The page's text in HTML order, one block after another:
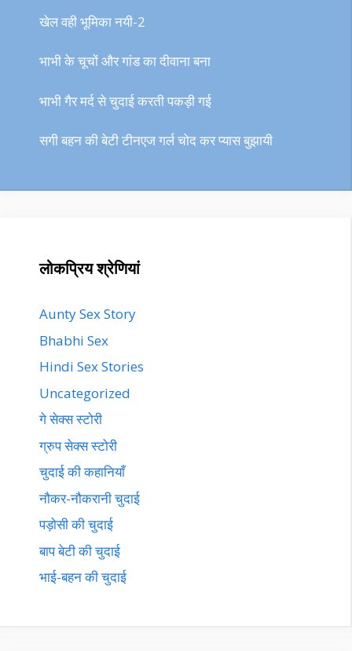
खेल वही भूमिका नयी-2
भाभी के चूचों और गांड का दीवाना बना
भाभी गैर मर्द से चुदाई करती पकड़ी गई
सगी बहन की बेटी टीनएज गर्ल चोद कर प्यास बुझायी
लोकप्रिय श्रेणियां
Aunty Sex Story
Bhabhi Sex
Hindi Sex Stories
Uncategorized
गे सेक्स स्टोरी
ग्रुप सेक्स स्टोरी
चुदाई की कहानियाँ
नौकर-नौकरानी चुदाई
पड़ोसी की चुदाई
बाप बेटी की चुदाई
भाई-बहन की चुदाई